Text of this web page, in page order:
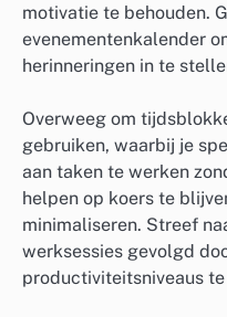
motivatie te behouden.
evenementenkalender
herinneringen in te
Overweeg om
gebruiken, waarbij je
aan taken te werken
helpen op koers te
minimaliseren. Streef
werksessies gevolgd
productiviteitsniveaus te